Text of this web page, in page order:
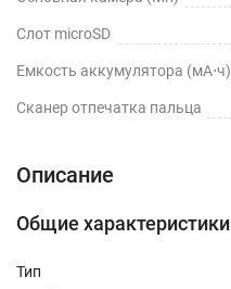
Слот microSD
Емкость аккумулятора (мА⋅ч)
Сканер отпечатка пальца
Описание
Общие характеристики
Тип